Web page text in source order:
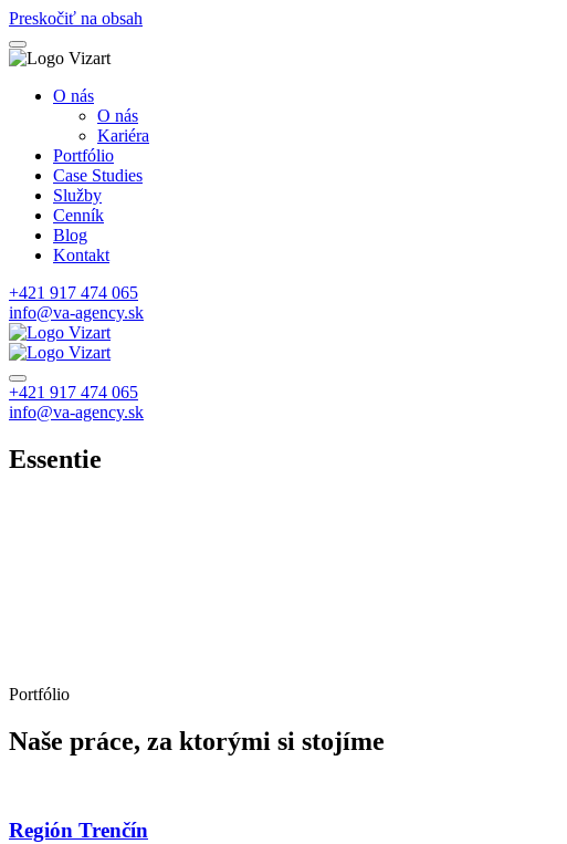
Preskočiť na obsah
O nás
O nás
Kariéra
Portfólio
Case Studies
Služby
Cenník
Blog
Kontakt
+421 917 474 065
info@va-agency.sk
+421 917 474 065
info@va-agency.sk
Essentie
Portfólio
Naše práce, za ktorými si stojíme
Región Trenčín